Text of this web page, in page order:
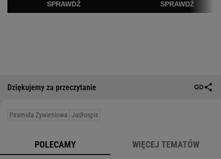
Dziękujemy za przeczytanie
Piramida Żywieniowa Jadłospis
POLECAMY WIĘCEJ TEMATÓW